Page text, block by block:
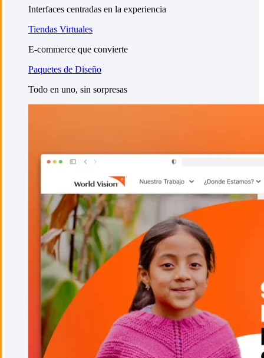
Interfaces centradas en la experiencia
Tiendas Virtuales
E-commerce que convierte
Paquetes de Diseño
Todo en uno, sin sorpresas